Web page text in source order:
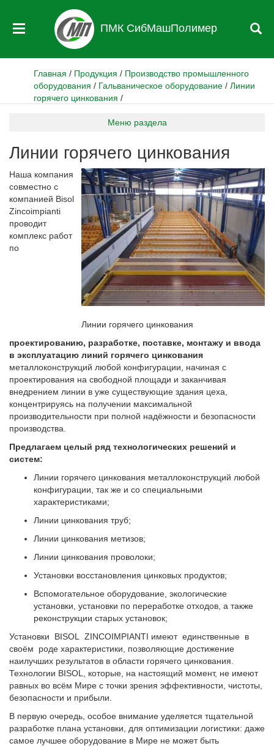
ПМК СибМашПолимер
Главная / Продукция / Производство промышленного
оборудования / Гальваническое оборудование / Линии
горячего цинкования /
Меню раздела
Линии горячего цинкования
Линии горячего цинкования
Наша компания
совместно с
компанией Bisol
Zincoimpianti
проводит
комплекс работ
по
проектированию, разработке, поставке, монтажу и ввода
в эксплуатацию линий горячего цинкования
металлоконструкций любой конфигурации, начиная с
проектирования на свободной площади и заканчивая
внедрением линии в уже существующие здания цеха,
концентрируясь на получении максимальной
производительности при полной надёжности и безопасности
производства.
Предлагаем целый ряд технологических решений и
систем:
Линии горячего цинкования металлоконструкций любой
конфигурации, так же и со специальными
характеристиками;
Линии цинкования труб;
Линии цинкования метизов;
Линии цинкования проволоки;
Установки восстановления цинковых продуктов;
Вспомогательное оборудование, экологические
установки, установки по переработке отходов, а также
реконструкции старых установок;
Установки BISOL ZINCOIMPIANTI имеют единственные в
своём роде характеристики, позволяющие достижение
наилучших результатов в области горячего цинкования.
Технологии BISOL, которые, на настоящий момент, не имеют
равных во всём Мире с точки зрения эффективности, чистоты,
безопасности и прибыли.
В первую очередь, особое внимание уделяется тщательной
разработке плана установки, для оптимизации логистики: даже
самое лучшее оборудование в Мире не может быть